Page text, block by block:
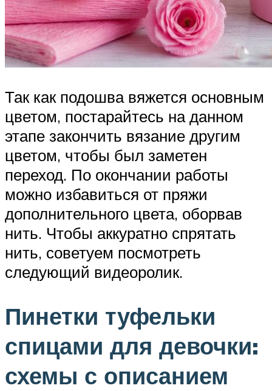
Так как подошва вяжется основным
цветом, постарайтесь на данном
этапе закончить вязание другим
цветом, чтобы был заметен
переход. По окончании работы
можно избавиться от пряжи
дополнительного цвета, оборвав
нить. Чтобы аккуратно спрятать
нить, советуем посмотреть
следующий видеоролик.
Пинетки туфельки
спицами для девочки:
схемы с описанием